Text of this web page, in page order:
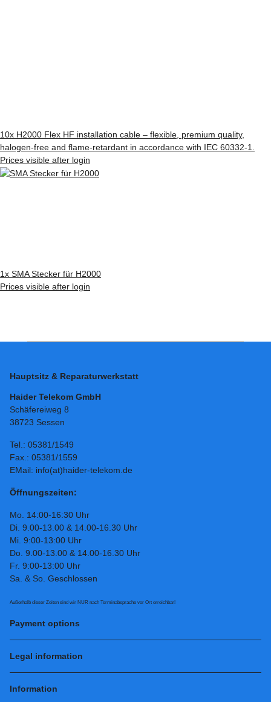
10x H2000 Flex HF installation cable – flexible, premium quality,
halogen-free and flame-retardant in accordance with IEC 60332-1.
Prices visible after login
1x SMA Stecker für H2000
Prices visible after login
Hauptsitz & Reparaturwerkstatt
Haider Telekom GmbH
Schäfereiweg 8
38723 Sessen
Tel.: 05381/1549
Fax.: 05381/1559
EMail: info(at)haider-telekom.de
Öffnungszeiten:
Mo. 14:00-16:30 Uhr
Di. 9.00-13.00 & 14.00-16.30 Uhr
Mi. 9:00-13:00 Uhr
Do. 9.00-13.00 & 14.00-16.30 Uhr
Fr. 9:00-13:00 Uhr
Sa. & So. Geschlossen
Außerhalb dieser Zeiten sind wir NUR nach Terminabsprache vor Ort erreichbar!
Payment options
Legal information
Information